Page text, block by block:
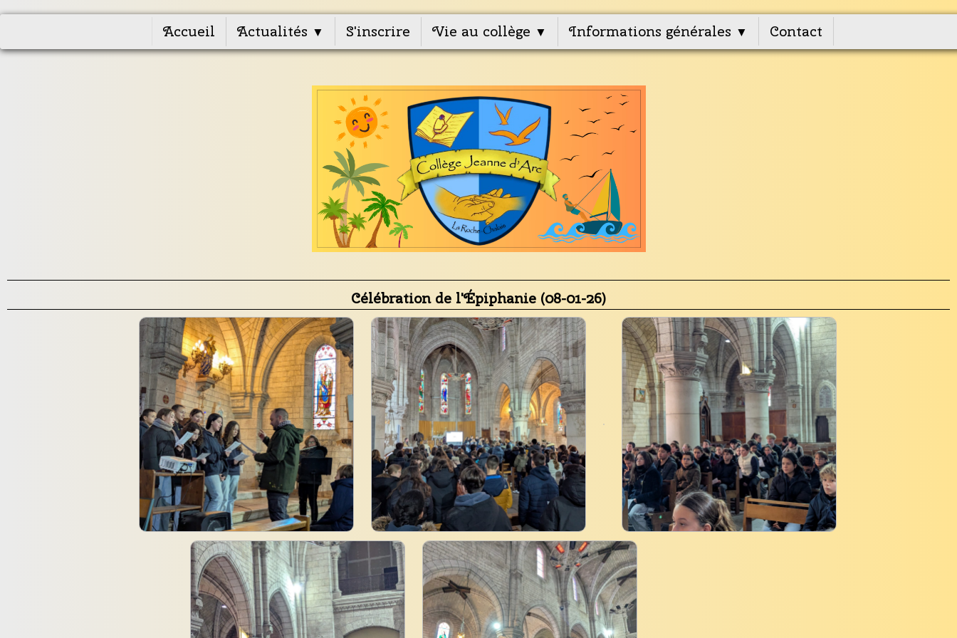
Accueil Actualités ▼ S'inscrire Vie au collège ▼ Informations générales ▼ Contact
Célébration de l'Épiphanie (08-01-26)